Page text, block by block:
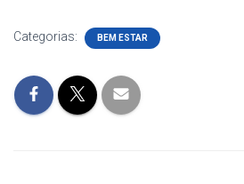
Categorias: BEM ESTAR